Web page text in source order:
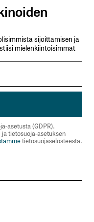
sijoittamisen ja
mielenkiintoisimmat
asetusta (GDPR).
tietosuoja-asetuksen
tietosuojaselosteesta.